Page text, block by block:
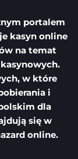
portalem
kasyn online
na temat
w które
i
dla
się w
online.